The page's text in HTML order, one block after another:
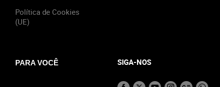
Política de Cookies
(UE)
PARA VOCÊ SIGA-NOS